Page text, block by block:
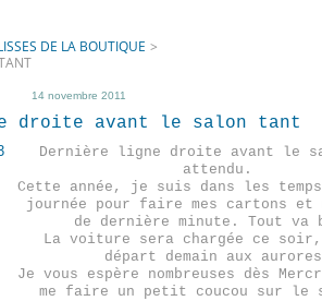
DE LA BOUTIQUE >
14 novembre 2011
droite avant le salon tant
Dernière ligne droite avant le
attendu.
Cette année, je suis dans les
journée pour faire mes cartons et
de dernière minute. Tout va
La voiture sera chargée ce
départ demain aux
Je vous espère nombreuses dès
me faire un petit coucou sur le